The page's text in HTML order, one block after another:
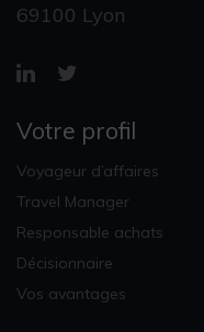
69100 Lyon
Votre profil
Voyageur d’affaires
Travel Manager
Responsable achats
Décisionnaire
Vos avantages